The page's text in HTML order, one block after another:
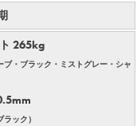
265kg
ブ・ブラック・ミストグレー・シャ
ラック）